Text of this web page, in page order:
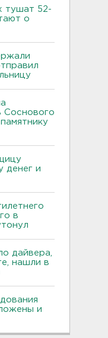
тушат 52-
о
Соснового
денег и
в
дайвера,
нашли в
и